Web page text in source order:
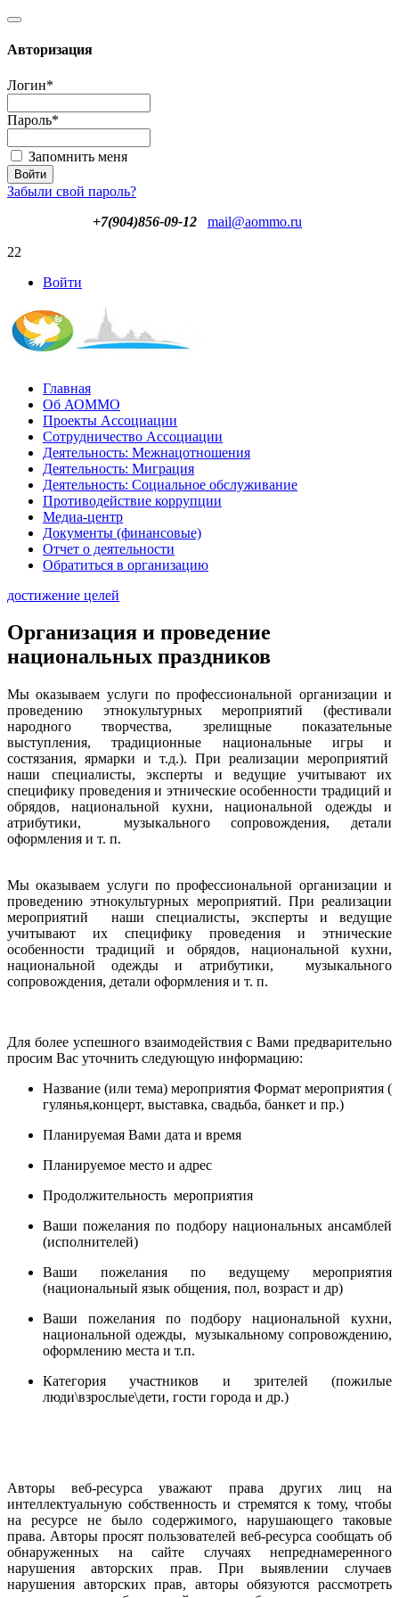
Авторизация
Логин*
Пароль*
Запомнить меня
Забыли свой пароль?
+7(904)856-09-12
mail@aommo.ru
22
Войти
Главная
Об АОММО
Проекты Ассоциации
Сотрудничество Ассоциации
Деятельность: Межнацотношения
Деятельность: Миграция
Деятельность: Социальное обслуживание
Противодействие коррупции
Медиа-центр
Документы (финансовые)
Отчет о деятельности
Обратиться в организацию
достижение целей
Организация и проведение
национальных праздников
Мы оказываем услуги по профессиональной организации и
проведению этнокультурных мероприятий (фестивали
народного творчества, зрелищные показательные
выступления, традиционные национальные игры и
состязания, ярмарки и т.д.). При реализации мероприятий
наши специалисты, эксперты и ведущие учитывают их
специфику проведения и этнические особенности традиций и
обрядов, национальной кухни, национальной одежды и
атрибутики, музыкального сопровождения, детали
оформления и т. п.
Мы оказываем услуги по профессиональной организации и
проведению этнокультурных мероприятий. При реализации
мероприятий наши специалисты, эксперты и ведущие
учитывают их специфику проведения и этнические
особенности традиций и обрядов, национальной кухни,
национальной одежды и атрибутики, музыкального
сопровождения, детали оформления и т. п.
Для более успешного взаимодействия с Вами предварительно
просим Вас уточнить следующую информацию:
Название (или тема) мероприятия Формат мероприятия (
гулянья,концерт, выставка, свадьба, банкет и пр.)
Планируемая Вами дата и время
Планируемое место и адрес
Продолжительность мероприятия
Ваши пожелания по подбору национальных ансамблей
(исполнителей)
Ваши пожелания по ведущему мероприятия
(национальный язык общения, пол, возраст и др)
Ваши пожелания по подбору национальной кухни,
национальной одежды, музыкальному сопровождению,
оформлению места и т.п.
Категория участников и зрителей (пожилые
люди\взрослые\дети, гости города и др.)
Авторы веб-ресурса уважают права других лиц на
интеллектуальную собственность и стремятся к тому, чтобы
на ресурсе не было содержимого, нарушающего таковые
права. Авторы просят пользователей веб-ресурса сообщать об
обнаруженных на сайте случаях непреднамеренного
нарушения авторских прав. При выявлении случаев
нарушения авторских прав, авторы обязуются рассмотреть